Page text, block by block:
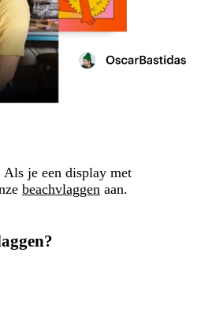
je een display met
beachvlaggen aan.